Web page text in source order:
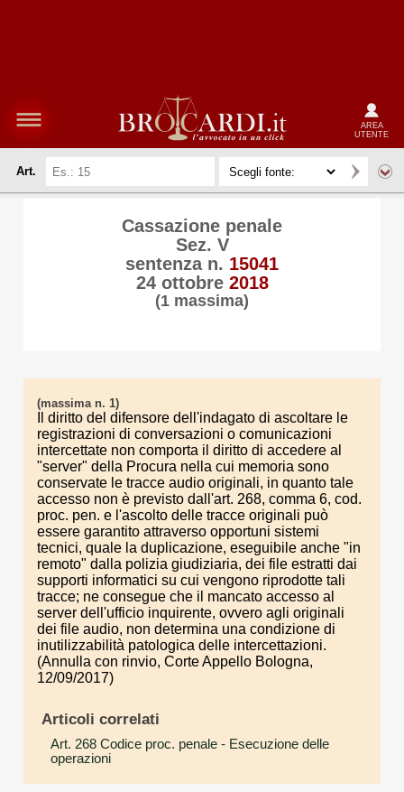
AREA
UTENTE
Art.
Cassazione penale
Sez. V
sentenza n. 15041
24 ottobre 2018
(1 massima)
(massima n. 1)
Il diritto del difensore dell'indagato di ascoltare le
registrazioni di conversazioni o comunicazioni
intercettate non comporta il diritto di accedere al
"server" della Procura nella cui memoria sono
conservate le tracce audio originali, in quanto tale
accesso non è previsto dall'art. 268, comma 6, cod.
proc. pen. e l'ascolto delle tracce originali può
essere garantito attraverso opportuni sistemi
tecnici, quale la duplicazione, eseguibile anche "in
remoto" dalla polizia giudiziaria, dei file estratti dai
supporti informatici su cui vengono riprodotte tali
tracce; ne consegue che il mancato accesso al
server dell'ufficio inquirente, ovvero agli originali
dei file audio, non determina una condizione di
inutilizzabilità patologica delle intercettazioni.
(Annulla con rinvio, Corte Appello Bologna,
12/09/2017)
Articoli correlati
Art. 268 Codice proc. penale - Esecuzione delle
operazioni